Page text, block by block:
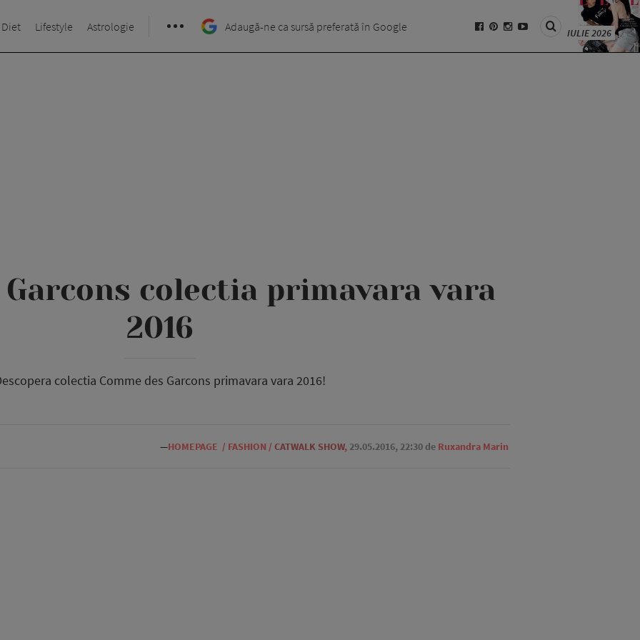
Diet Lifestyle Astrologie Adaugă-ne ca sursă preferată în Google IULIE 2026
Garcons colectia primavara vara
2016
colectia Comme des Garcons primavara vara 2016!
—HOMEPAGE / FASHION / CATWALK SHOW, 29.05.2016, 22:30 de Ruxandra Marin